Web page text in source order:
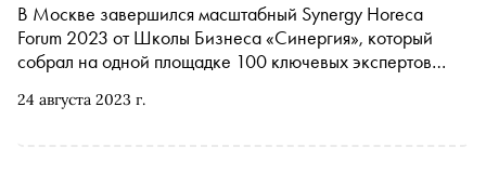
24 августа 2023 г.
В Москве завершился масштабный Synergy Horeca
Forum 2023 от Школы Бизнеса «Синергия», который
собрал на одной площадке 100 ключевых экспертов
гастрономических центров притяжения России: Москвы,